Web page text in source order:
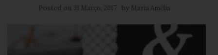
Posted on 31 Março, 2017 by Maria Amélia